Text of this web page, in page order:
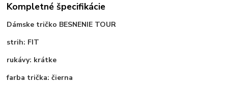
Kompletné špecifikácie
Dámske tričko BESNENIE TOUR
strih: FIT
rukávy: krátke
farba trička: čierna